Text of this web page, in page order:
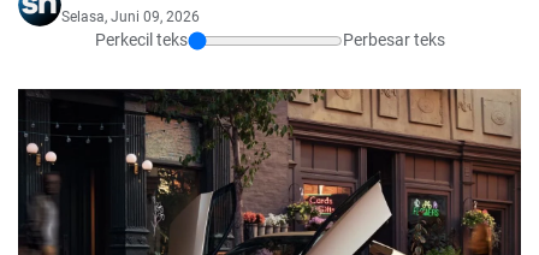
Selasa, Juni 09, 2026
Perkecil teks Perbesar teks